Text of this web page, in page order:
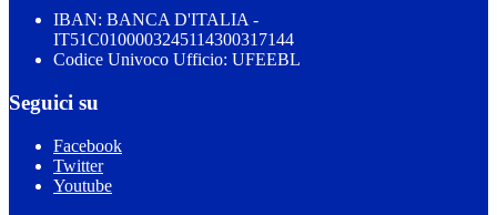
IBAN: BANCA D'ITALIA -
IT51C0100003245114300317144
Codice Univoco Ufficio: UFEEBL
Seguici su
Facebook
Twitter
Youtube